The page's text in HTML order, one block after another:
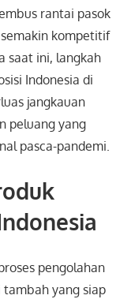
rantai pasok
kompetitif
saat ini, langkah
Indonesia di
jangkauan
peluang yang
pasca-pandemi.
pengolahan
yang siap